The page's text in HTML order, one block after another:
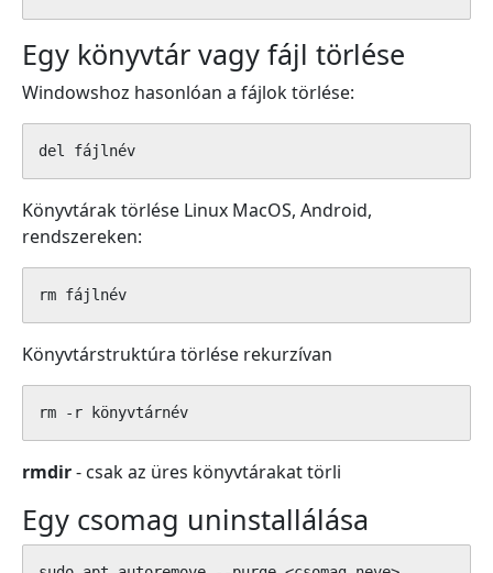
Egy könyvtár vagy fájl törlése
Windowshoz hasonlóan a fájlok törlése:
del fájlnév
Könyvtárak törlése Linux MacOS, Android,
rendszereken:
rm fájlnév
Könyvtárstruktúra törlése rekurzívan
rm -r könyvtárnév
rmdir- csak az üres könyvtárakat törli
Egy csomag uninstallálása